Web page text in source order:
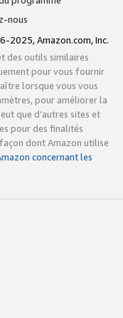
nous
2025, Amazon.com, Inc.
des outils similaires
pour vous fournir
lorsque vous vous
pour améliorer la
que d’autres sites et
pour des finalités
dont Amazon utilise
concernant les